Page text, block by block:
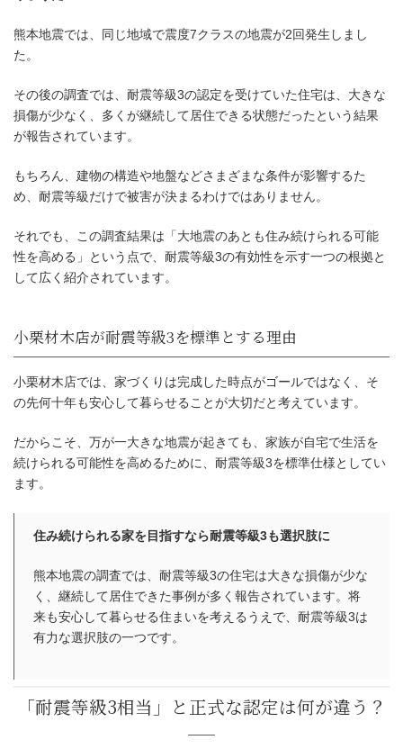
熊本地震からわかった耐震等級3の
熊本地震では、同じ地域で震度7クラスの地震が2回発生しまし
た。
その後の調査では、耐震等級3の認定を受けていた住宅は、大きな
損傷が少なく、多くが継続して居住できる状態だったという結果
が報告されています。
もちろん、建物の構造や地盤などさまざまな条件が影響するた
め、耐震等級だけで被害が決まるわけではありません。
それでも、この調査結果は「大地震のあとも住み続けられる可能
性を高める」という点で、耐震等級3の有効性を示す一つの根拠と
して広く紹介されています。
小栗材木店では、家づくりは完成した時点がゴールではなく、そ
の先何十年も安心して暮らせることが大切だと考えています。
だからこそ、万が一大きな地震が起きても、家族が自宅で生活を
続けられる可能性を高めるために、耐震等級3を標準仕様としてい
ます。
住み続けられる家を目指すなら耐震等級3も選択肢に
熊本地震の調査では、耐震等級3の住宅は大きな損傷が少な
く、継続して居住できた事例が多く報告されています。将
来も安心して暮らせる住まいを考えるうえで、耐震等級3は
有力な選択肢の一つです。